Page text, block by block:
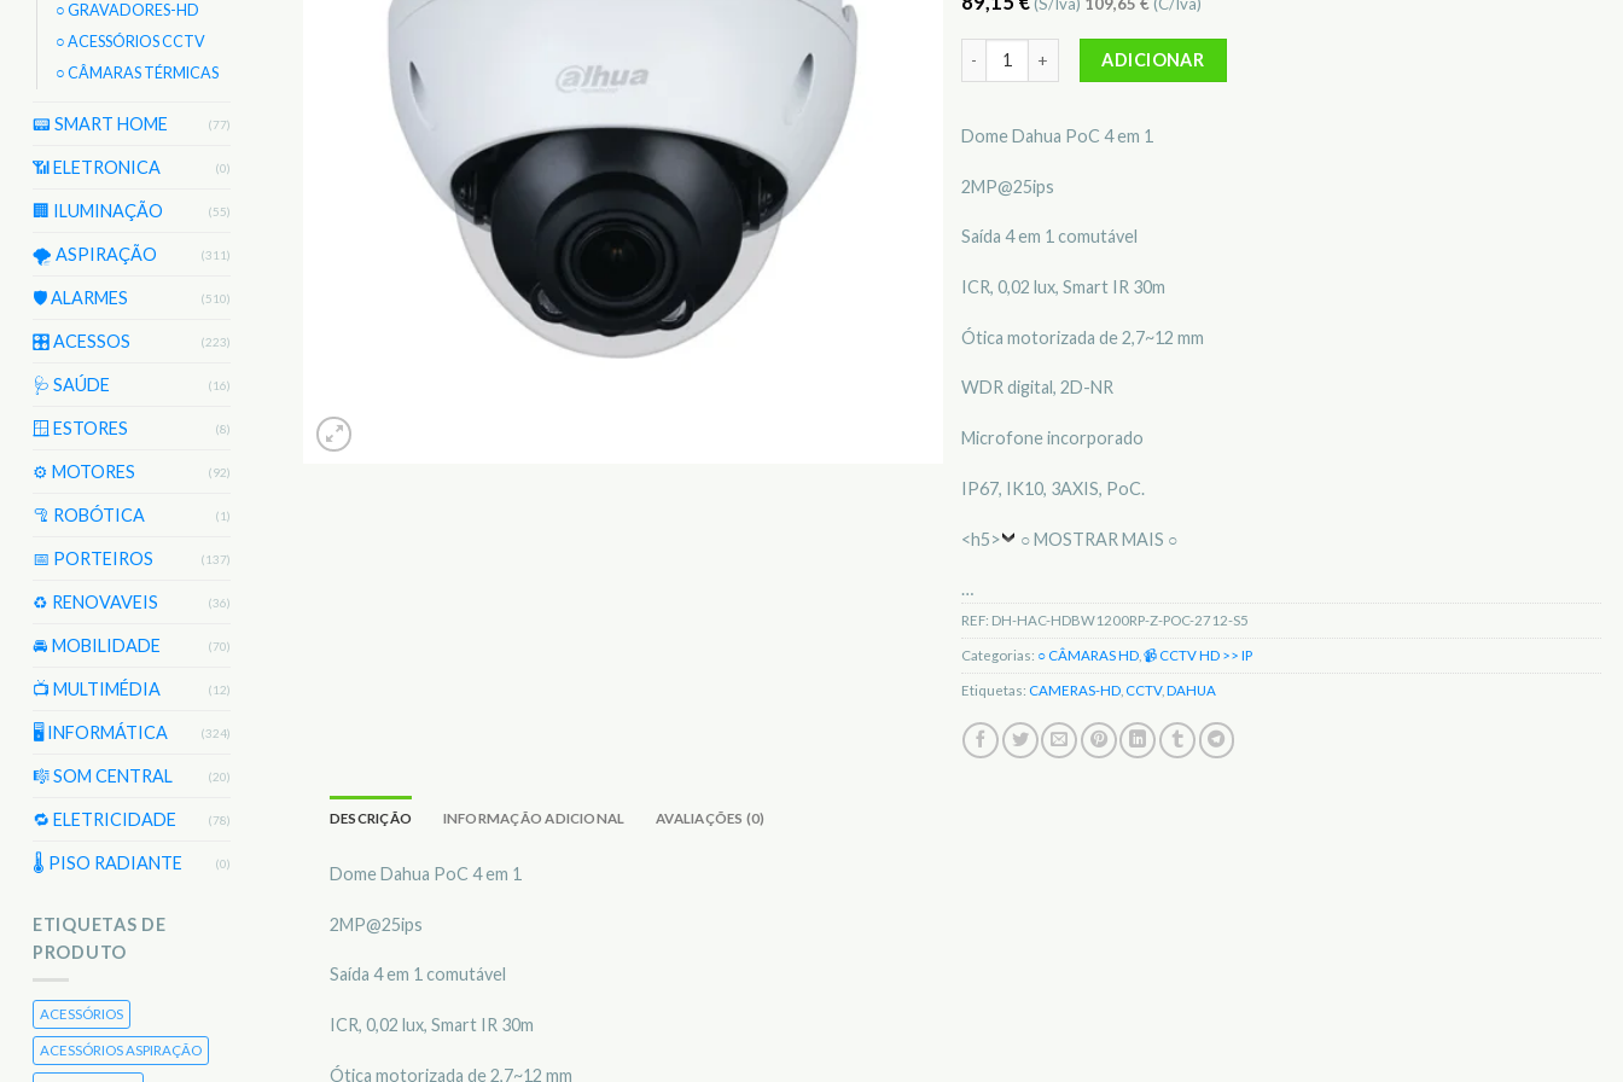
○ GRAVADORES-HD
○ ACESSÓRIOS CCTV
○ CÂMARAS TÉRMICAS
📟 SMART HOME (77)
📶 ELETRONICA (0)
🏢 ILUMINAÇÃO (55)
🌪️ ASPIRAÇÃO (311)
🛡️ ALARMES (510)
🎛️ ACESSOS (223)
🩺 SAÚDE (16)
🪟 ESTORES (8)
⚙️ MOTORES (92)
🦿 ROBÓTICA (1)
📅 PORTEIROS (137)
♻️ RENOVAVEIS (36)
🚘 MOBILIDADE (70)
📺 MULTIMÉDIA (12)
🖥️ INFORMÁTICA (324)
🎼 SOM CENTRAL (20)
🔁 ELETRICIDADE (78)
🌡 PISO RADIANTE (0)
ETIQUETAS DE
PRODUTO
ACESSÓRIOS
ACESSÓRIOS ASPIRAÇÃO
(S/Iva) 109,65 € (C/Iva)
Quantidade de Câmara Mini-Dome Dahua DH-HAC-HDBW1200RP-Z-POC-2712-S5
ADICIONAR
Dome Dahua PoC 4 em 1
2MP@25ips
Saída 4 em 1 comutável
ICR, 0,02 lux, Smart IR 30m
Ótica motorizada de 2,7~12 mm
WDR digital, 2D-NR
Microfone incorporado
IP67, IK10, 3AXIS, PoC.
<h5> ○ MOSTRAR MAIS ○
…
REF: DH-HAC-HDBW1200RP-Z-POC-2712-S5
Categorias: ○ CÂMARAS HD 📹 CCTV HD >> IP
Etiquetas: CAMERAS-HD CCTV, DAHUA
DESCRIÇÃO INFORMAÇÃO ADICIONAL AVALIAÇÕES (0)
Dome Dahua PoC 4 em 1
2MP@25ips
Saída 4 em 1 comutável
ICR, 0,02 lux, Smart IR 30m
Ótica motorizada de 2,7~12 mm